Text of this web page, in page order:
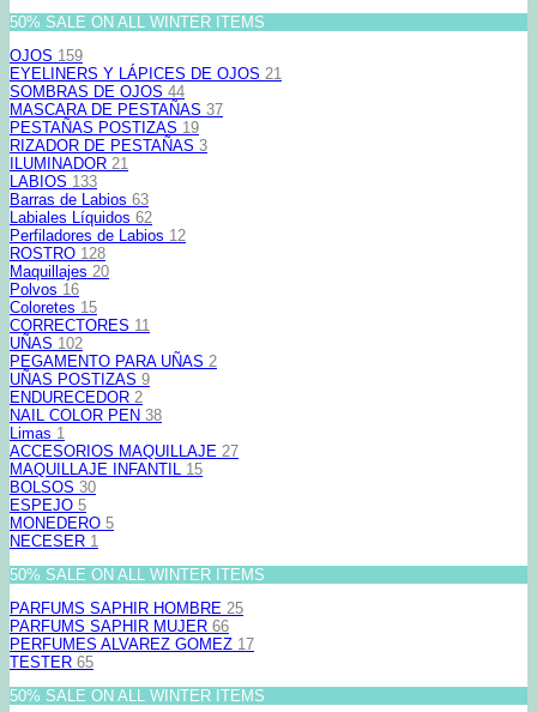
50% SALE ON ALL WINTER ITEMS
OJOS 159
EYELINERS Y LÁPICES DE OJOS 21
SOMBRAS DE OJOS 44
MASCARA DE PESTAÑAS 37
PESTAÑAS POSTIZAS 19
RIZADOR DE PESTAÑAS 3
ILUMINADOR 21
LABIOS 133
Barras de Labios 63
Labiales Líquidos 62
Perfiladores de Labios 12
ROSTRO 128
Maquillajes 20
Polvos 16
Coloretes 15
CORRECTORES 11
UÑAS 102
PEGAMENTO PARA UÑAS 2
UÑAS POSTIZAS 9
ENDURECEDOR 2
NAIL COLOR PEN 38
Limas 1
ACCESORIOS MAQUILLAJE 27
MAQUILLAJE INFANTIL 15
BOLSOS 30
ESPEJO 5
MONEDERO 5
NECESER 1
50% SALE ON ALL WINTER ITEMS
PARFUMS SAPHIR HOMBRE 25
PARFUMS SAPHIR MUJER 66
PERFUMES ALVAREZ GOMEZ 17
TESTER 65
50% SALE ON ALL WINTER ITEMS